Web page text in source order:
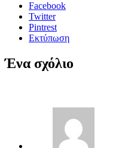
Facebook
Twitter
Pintrest
Εκτύπωση
Ένα σχόλιο